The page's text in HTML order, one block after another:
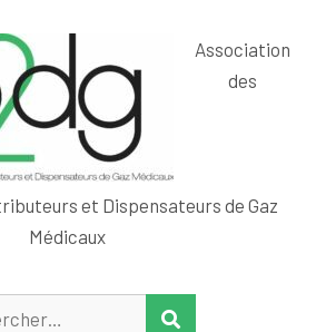
Association
des
et Dispensateurs de Gaz
Médicaux